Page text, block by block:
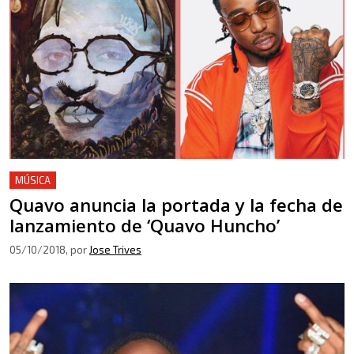
MÚSICA
Quavo anuncia la portada y la fecha de
lanzamiento de ‘Quavo Huncho’
05/10/2018, por Jose Trives